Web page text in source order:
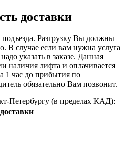
доставки
подъезда. Разгрузку Вы должны
В случае если вам нужна услуга
указать в заказе. Данная
наличия лифта и оплачивается
1 час до прибытия по
обязательно Вам позвонит.
Петербургу (в пределах КАД):